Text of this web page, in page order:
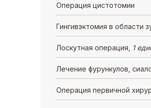
Операция цистотомии
Гингивэктомия в области
Лоскутная операция, 1
Лечение фурункулов,
Операция первичной